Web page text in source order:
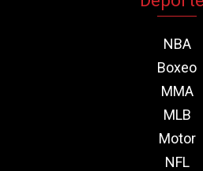
NBA
Boxeo
MMA
MLB
Motor
NFL